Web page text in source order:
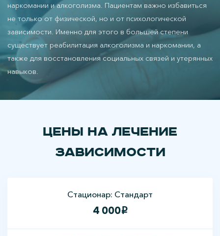
наркомании и алкоголизма. Пациентам важно избавиться
не только от физической, но и от психологической
зависимости. Именно для этого в большей степени
существует реабилитация алкоголизма и наркомании, а
также для восстановления социальных связей и утерянных
навыков.
Цены на лечение
зависимости
Стационар: Стандарт
4 000i